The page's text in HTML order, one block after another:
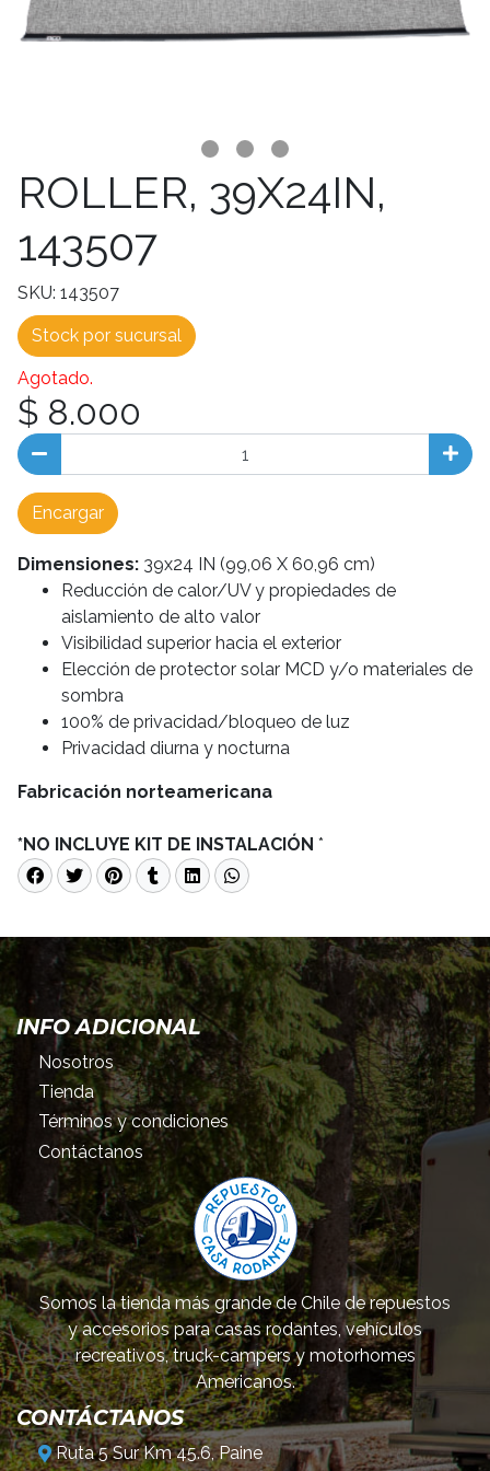
ROLLER, 39X24IN,
143507
SKU: 143507
Stock por sucursal
Agotado.
$ 8.000
Encargar
Dimensiones: 39x24 IN (99,06 X 60,96 cm)
Reducción de calor/UV y propiedades de
aislamiento de alto valor
Visibilidad superior hacia el exterior
Elección de protector solar MCD y/o materiales de
sombra
100% de privacidad/bloqueo de luz
Privacidad diurna y nocturna
Fabricación norteamericana
*NO INCLUYE KIT DE INSTALACIÓN *
INFO ADICIONAL
Nosotros
Tienda
Términos y condiciones
Contáctanos
Somos la tienda más grande de Chile de repuestos
y accesorios para casas rodantes, vehículos
recreativos, truck-campers y motorhomes
Americanos.
CONTÁCTANOS
Ruta 5 Sur Km 45.6, Paine